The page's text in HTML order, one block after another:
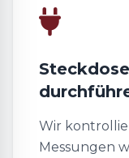
Wir
Messungen